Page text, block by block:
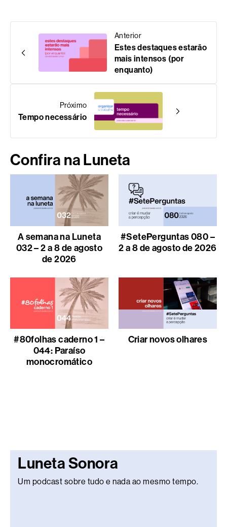
Anterior
Estes destaques estarão
mais intensos (por
enquanto)
Próximo
Tempo necessário
Confira na Luneta
A semana na Luneta
032 – 2 a 8 de agosto
de 2026
#SetePerguntas 080 –
2 a 8 de agosto de 2026
#80folhas caderno 1 –
044: Paraíso
monocromático
Criar novos olhares
Luneta Sonora
Um podcast sobre tudo e nada ao mesmo tempo.